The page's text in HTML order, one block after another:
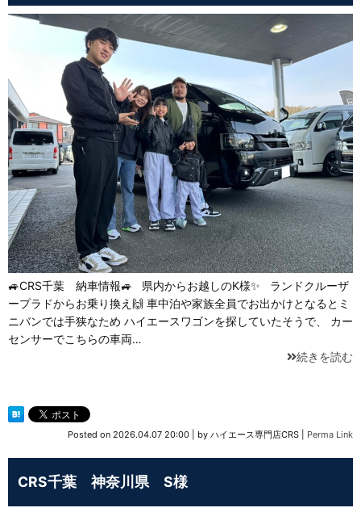
🚙CRS千葉 納車情報🚙 県内からお越しのK様✨ ランドクルーザ
ープラドからお乗り換え🙌 車中泊や家族全員でお出かけとなるとミ
ニバンでは手狭なため ハイエースワゴンを探していたそうで、 カー
センサーでこちらの車両…
続きを読む
Posted on 2026.04.07 20:00 by ハイエース専門店CRS Perma Link
CRS千葉 神奈川県 S様